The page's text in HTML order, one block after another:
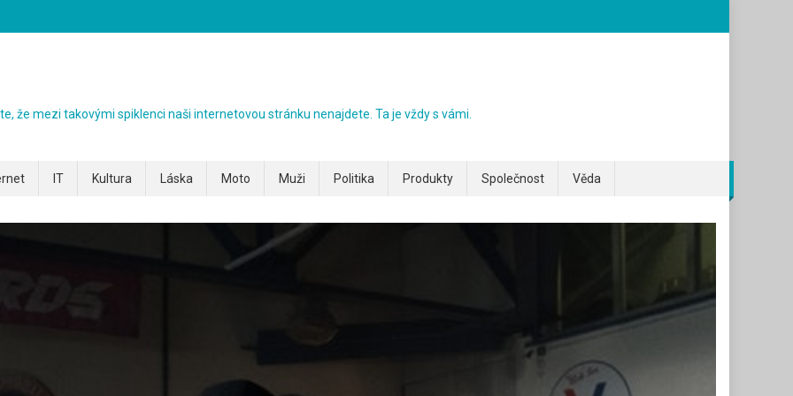
že mezi takovými spiklenci naši internetovou stránku nenajdete. Ta je vždy s vámi.
IT Kultura Láska Moto Muži Politika Produkty Společnost Věda